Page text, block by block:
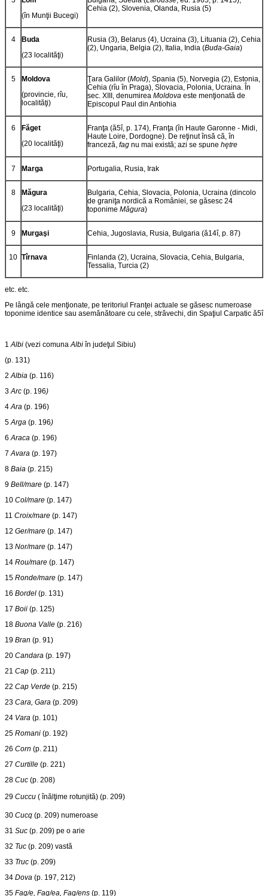
(în Munţii Bucegi)
Cehia (2), Slovenia, Olanda, Rusia (5)
4
Buda
(23 localităţi)
Rusia (3), Belarus (4), Ucraina (3), Lituania (2), Cehia
(2), Ungaria, Belgia (2), Italia, India (Buda-Gaia)
5
Moldova
(provincie, rîu,
localităţi)
Ţara Galilor (Mold), Spania (5), Norvegia (2), Estonia,
Cehia (rîu în Praga), Slovacia, Polonia, Ucraina. În
sec. XIII, denumirea Moldova este menţionată de
Episcopul Paul din Antiohia
6
Făget
(20 localităţi)
Franţa (ă5î, p. 174), Franţa (în Haute Garonne - Midi,
Haute Loire, Dordogne). De reţinut însă că, în
franceză, fag nu mai există; azi se spune hętre
7 Marga Portugalia, Rusia, Irak
8
Măgura
(23 localităţi)
Bulgaria, Cehia, Slovacia, Polonia, Ucraina (dincolo
de graniţa nordică a României, se găsesc 24
toponime Măgura)
9 Murgaşi Cehia, Jugoslavia, Rusia, Bulgaria (ă14î, p. 87)
10 Tîrnava
Finlanda (2), Ucraina, Slovacia, Cehia, Bulgaria,
Tessalia, Turcia (2)
etc. etc.
Pe lângă cele menţionate, pe teritoriul Franţei actuale se găsesc numeroase
toponime identice sau asemănătoare cu cele, străvechi, din Spaţiul Carpatic ă5î
1Albi (vezi comunaAlbi în judeţul Sibiu)
(p. 131)
2Albia (p. 116)
3Arc (p. 196)
4Ara (p. 196)
5Arga (p. 196)
6Araca (p. 196)
7Avara (p. 197)
8 Baia (p. 215)
9 Bell/mare (p. 147)
10 Col/mare (p. 147)
11 Croix/mare (p. 147)
12 Ger/mare (p. 147)
13 Nor/mare (p. 147)
14 Rou/mare (p. 147)
15 Ronde/mare (p. 147)
16 Bordel (p. 131)
17 Boii (p. 125)
18 Buona Valle (p. 216)
19 Bran (p. 91)
20 Candara (p. 197)
21 Cap (p. 211)
22 Cap Verde (p. 215)
23 Cara, Gara (p. 209)
24 Vara (p. 101)
25 Romani (p. 192)
26 Corn (p. 211)
27 Curtille (p. 221)
28 Cuc (p. 208)
29 Cuccu ( înălţime rotunjită) (p. 209)
30 Cucq (p. 209) numeroase
31 Suc (p. 209) pe o arie
32 Tuc (p. 209) vastă
33 Truc (p. 209)
34 Dova (p. 197, 212)
35 Fag/e, Fag/ea, Fag/ens (p. 119)